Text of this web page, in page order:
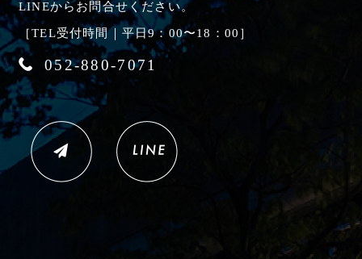
LINEからお問合せください。
［TEL受付時間｜平日9：00〜18：00］
052-880-7071